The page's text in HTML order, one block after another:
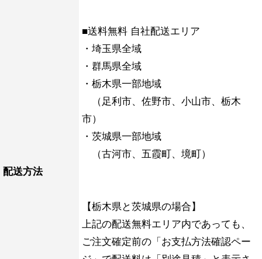
配送方法
■送料無料 自社配送エリア
・埼玉県全域
・群馬県全域
・栃木県一部地域
（足利市、佐野市、小山市、栃木
市）
・茨城県一部地域
（古河市、五霞町、境町）
【栃木県と茨城県の場合】
上記の配送無料エリア内であっても、
ご注文確定前の「お支払方法確認ペー